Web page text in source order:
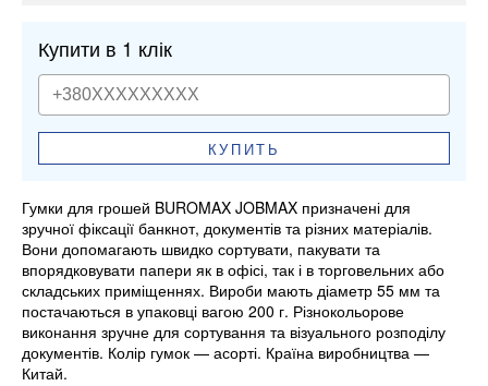
Купити в 1 клік
КУПИТЬ
Гумки для грошей BUROMAX JOBMAX призначені для
зручної фіксації банкнот, документів та різних матеріалів.
Вони допомагають швидко сортувати, пакувати та
впорядковувати папери як в офісі, так і в торговельних або
складських приміщеннях. Вироби мають діаметр 55 мм та
постачаються в упаковці вагою 200 г. Різнокольорове
виконання зручне для сортування та візуального розподілу
документів. Колір гумок — асорті. Країна виробництва —
Китай.